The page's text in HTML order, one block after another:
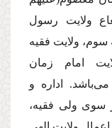
ولایت رسول
سوم، ولایت فقیه
امام زمان
اداره و
سوى ولى فقیه،